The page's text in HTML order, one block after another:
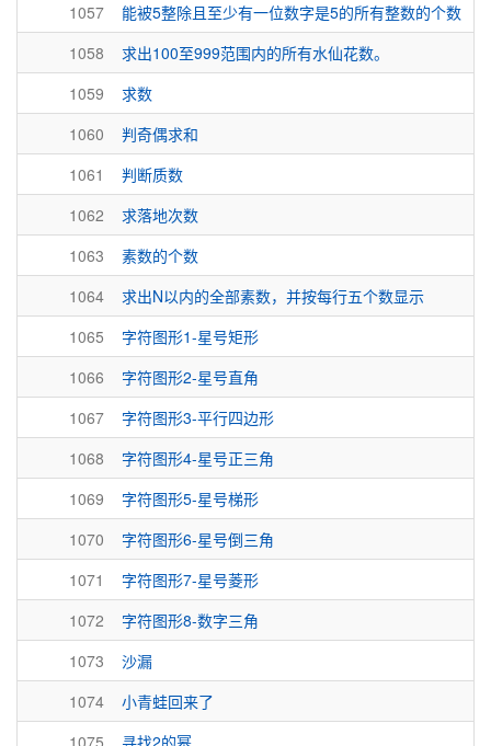
1057
能被5整除且至少有一位数字是5的所有整数的个数
1058
求出100至999范围内的所有水仙花数。
1059
求数
1060
判奇偶求和
1061
判断质数
1062
求落地次数
1063
素数的个数
1064
求出N以内的全部素数，并按每行五个数显示
1065
字符图形1-星号矩形
1066
字符图形2-星号直角
1067
字符图形3-平行四边形
1068
字符图形4-星号正三角
1069
字符图形5-星号梯形
1070
字符图形6-星号倒三角
1071
字符图形7-星号菱形
1072
字符图形8-数字三角
1073
沙漏
1074
小青蛙回来了
1075
寻找2的幂